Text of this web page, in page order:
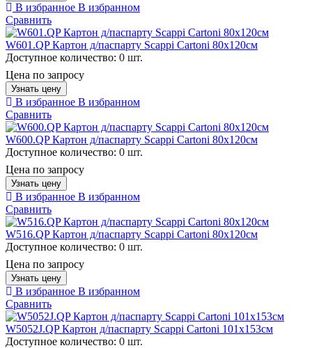
В избранное В избранном
Сравнить
W601.QP Картон д/паспарту Scappi Cartoni 80х120см
Доступное количество: 0 шт.
Цена по запросу
Узнать цену
В избранное В избранном
Сравнить
W600.QP Картон д/паспарту Scappi Cartoni 80х120см
Доступное количество: 0 шт.
Цена по запросу
Узнать цену
В избранное В избранном
Сравнить
W516.QP Картон д/паспарту Scappi Cartoni 80х120см
Доступное количество: 0 шт.
Цена по запросу
Узнать цену
В избранное В избранном
Сравнить
W5052J.QP Картон д/паспарту Scappi Cartoni 101х153см
Доступное количество: 0 шт.